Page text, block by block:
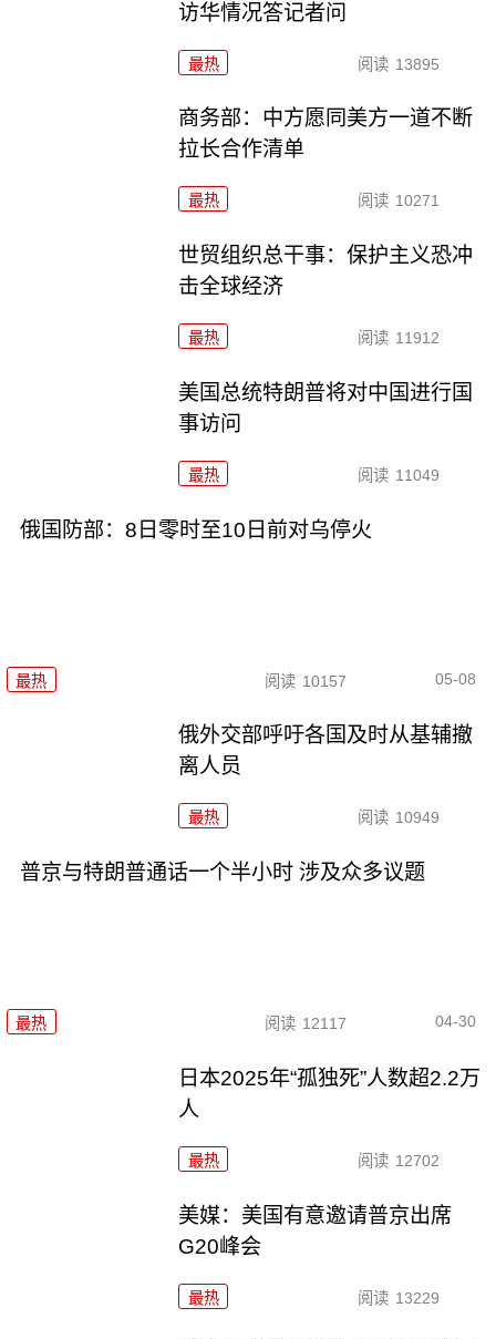
访华情况答记者问
最热 阅读 13895
商务部：中方愿同美方一道不断
拉长合作清单
最热 阅读 10271
世贸组织总干事：保护主义恐冲
击全球经济
最热 阅读 11912
美国总统特朗普将对中国进行国
事访问
最热 阅读 11049
俄国防部：8日零时至10日前对乌停火
最热 阅读 10157 05-08
俄外交部呼吁各国及时从基辅撤
离人员
最热 阅读 10949
普京与特朗普通话一个半小时 涉及众多议题
最热 阅读 12117 04-30
日本2025年“孤独死”人数超2.2万
人
最热 阅读 12702
美媒：美国有意邀请普京出席
G20峰会
最热 阅读 13229